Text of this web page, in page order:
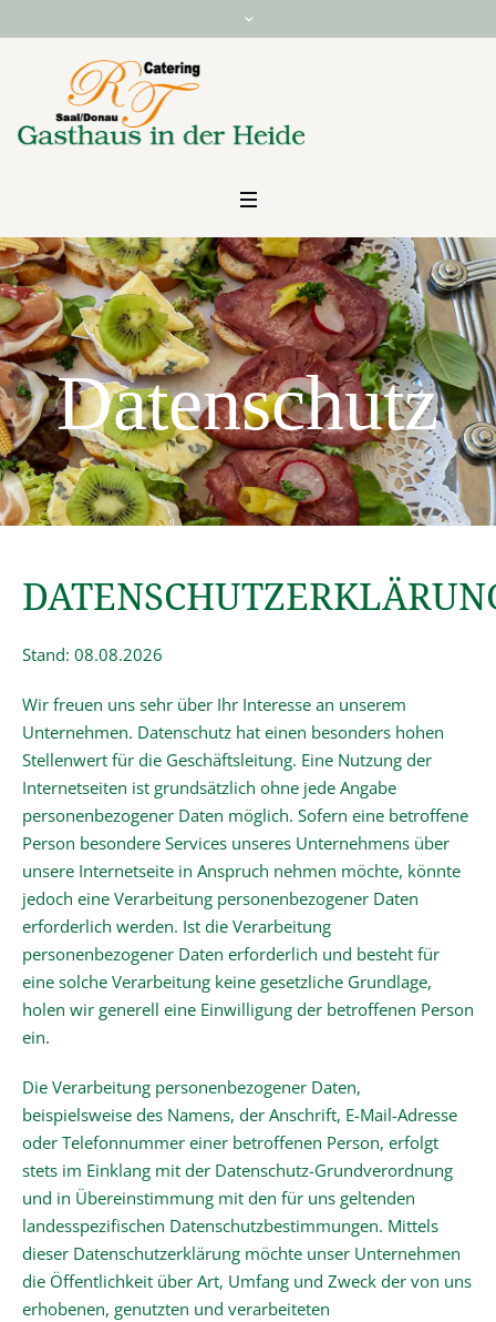
Datenschutz
Stand: 08.08.2026
Wir freuen uns sehr über Ihr Interesse an unserem
Unternehmen. Datenschutz hat einen besonders hohen
Stellenwert für die Geschäftsleitung. Eine Nutzung der
Internetseiten ist grundsätzlich ohne jede Angabe
personenbezogener Daten möglich. Sofern eine betroffene
Person besondere Services unseres Unternehmens über
unsere Internetseite in Anspruch nehmen möchte, könnte
jedoch eine Verarbeitung personenbezogener Daten
erforderlich werden. Ist die Verarbeitung
personenbezogener Daten erforderlich und besteht für
eine solche Verarbeitung keine gesetzliche Grundlage,
holen wir generell eine Einwilligung der betroffenen Person
ein.
Die Verarbeitung personenbezogener Daten,
beispielsweise des Namens, der Anschrift, E-Mail-Adresse
oder Telefonnummer einer betroffenen Person, erfolgt
stets im Einklang mit der Datenschutz-Grundverordnung
und in Übereinstimmung mit den für uns geltenden
landesspezifischen Datenschutzbestimmungen. Mittels
dieser Datenschutzerklärung möchte unser Unternehmen
die Öffentlichkeit über Art, Umfang und Zweck der von uns
erhobenen, genutzten und verarbeiteten